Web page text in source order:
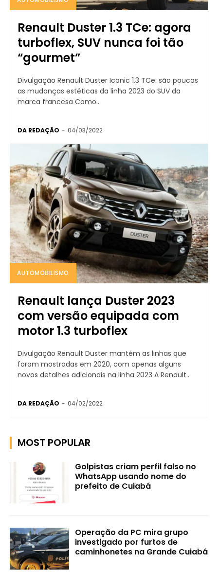
Renault Duster 1.3 TCe: agora
turboflex, SUV nunca foi tão
“gourmet”
Divulgação Renault Duster Iconic 1.3 TCe: são poucas
as mudanças estéticas da linha 2023 do SUV da
marca francesa Como...
DA REDAÇÃO - 04/03/2022
AUTOMOBILISMO
Renault lança Duster 2023
com versão equipada com
motor 1.3 turboflex
Divulgação Renault Duster mantém as linhas que
foram mostradas em 2020, com apenas alguns
novos detalhes adicionais na linha 2023 A Renault...
DA REDAÇÃO - 04/02/2022
MOST POPULAR
Golpistas criam perfil falso no
WhatsApp usando nome do
prefeito de Cuiabá
Operação da PC mira grupo
investigado por furtos de
caminhonetes na Grande Cuiabá